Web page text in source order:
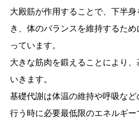
大殿筋が作用することで、下半
き、体のバランスを維持するた
っています。
大きな筋肉を鍛えることにより
いきます。
基礎代謝は体温の維持や呼吸な
行う時に必要最低限のエネルギー